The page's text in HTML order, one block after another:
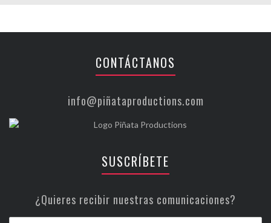
CONTÁCTANOS
info@piñataproductions.com
SUSCRÍBETE
¿Quieres recibir nuestras comunicaciones?